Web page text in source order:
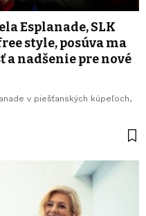
Esplanade, SLK
style, posúva ma
a nadšenie pre nové
v piešťanských kúpeľoch,